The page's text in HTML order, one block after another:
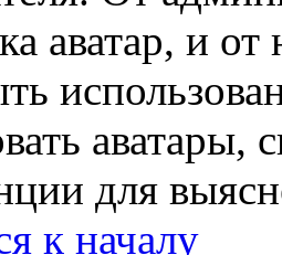
аватар, и от
аватары,
для
к началу